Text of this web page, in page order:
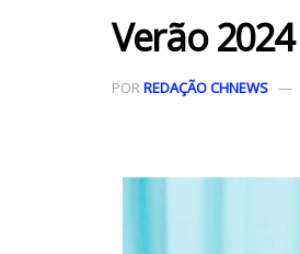
Verão
POR REDAÇÃO CHNEWS